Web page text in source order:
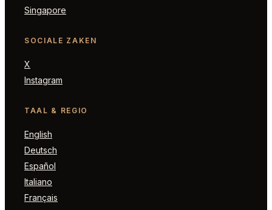
Singapore
SOCIALE ZAKEN
X
Instagram
TAAL & REGIO
English
Deutsch
Español
Italiano
Français